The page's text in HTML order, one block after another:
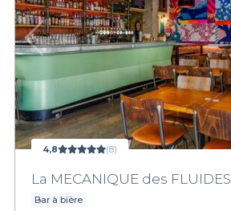
4,8 (8)
La MECANIQUE des FLUIDES
Bar à bière